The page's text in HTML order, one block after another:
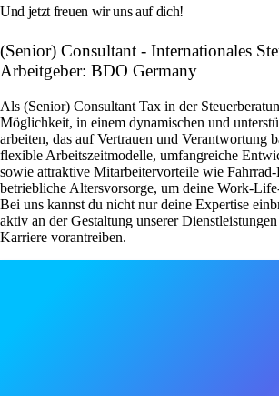
Und jetzt freuen wir uns auf dich!
(Senior) Consultant - Internationales
Arbeitgeber: BDO Germany
Als (Senior) Consultant Tax in der
Möglichkeit, in einem dynamischen und
arbeiten, das auf Vertrauen und Verantwortung
flexible Arbeitszeitmodelle, umfangreiche
sowie attraktive Mitarbeitervorteile wie Fahrrad-
betriebliche Altersvorsorge, um deine Work-
Bei uns kannst du nicht nur deine Expertise
aktiv an der Gestaltung unserer
Karriere vorantreiben.